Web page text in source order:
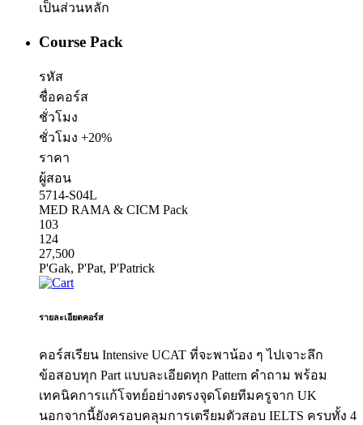
เป็นส่วนหลัก
Course Pack
รหัส
ชื่อคอร์ส
ชั่วโมง
ชั่วโมง +20%
ราคา
ผู้สอน
5714-S04L
MED RAMA & CICM Pack
103
124
27,500
P'Gak, P'Pat, P'Patrick
รายละเอียดคอร์ส
คอร์สเรียน Intensive UCAT ที่จะพาน้อง ๆ ไปเจาะลึก
ข้อสอบทุก Part แบบละเอียดทุก Pattern คำถาม พร้อม
เทคนิคการแก้โจทย์อย่างตรงจุดโดยทีมครูจาก UK
นอกจากนี้ยังครอบคลุมการเตรียมตัวสอบ IELTS ครบทั้ง 4